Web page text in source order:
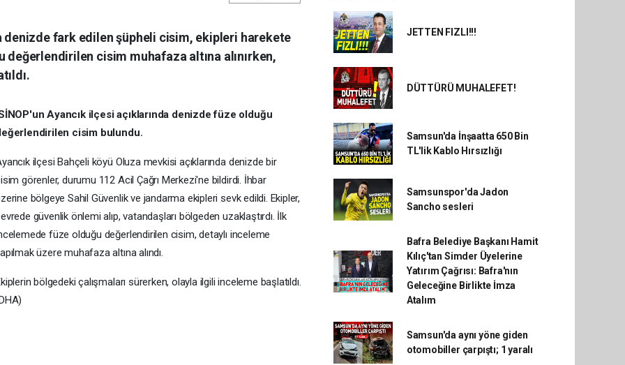
denizde fark edilen şüpheli cisim, ekipleri harekete
cisim muhafaza altına alınırken,
Ayancık ilçesi açıklarında denizde füze olduğu
cisim bulundu.
ilçesi Bahçeli köyü Oluza mevkisi açıklarında denizde bir
görenler, durumu 112 Acil Çağrı Merkezi'ne bildirdi. İhbar
bölgeye Sahil Güvenlik ve jandarma ekipleri sevk edildi. Ekipler,
güvenlik önlemi alıp, vatandaşları bölgeden uzaklaştırdı. İlk
füze olduğu değerlendirilen cisim, detaylı inceleme
üzere muhafaza altına alındı.
bölgedeki çalışmaları sürerken, olayla ilgili inceleme başlatıldı.
JETTEN FIZLI!!!
DÜTTÜRÜ MUHALEFET!
Samsun'da İnşaatta 650 Bin
TL'lik Kablo Hırsızlığı
Samsunspor'da Jadon
Sancho sesleri
Bafra Belediye Başkanı Hamit
Kılıç'tan Simder Üyelerine
Yatırım Çağrısı: Bafra'nın
Geleceğine Birlikte İmza
Atalım
Samsun'da aynı yöne giden
otomobiller çarpıştı; 1 yaralı